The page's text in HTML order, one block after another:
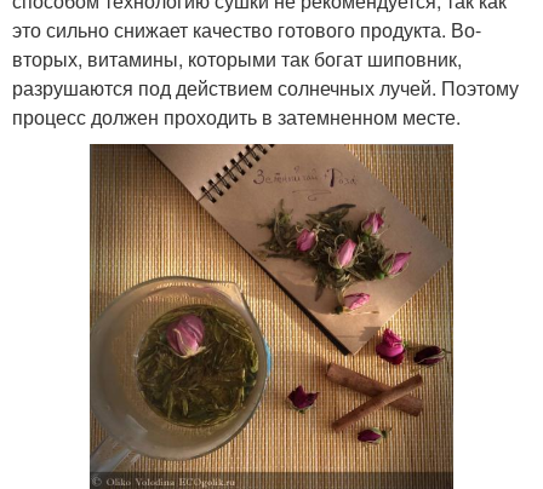
это сильно снижает качество готового продукта. Во-
вторых, витамины, которыми так богат шиповник,
разрушаются под действием солнечных лучей. Поэтому
процесс должен проходить в затемненном месте.